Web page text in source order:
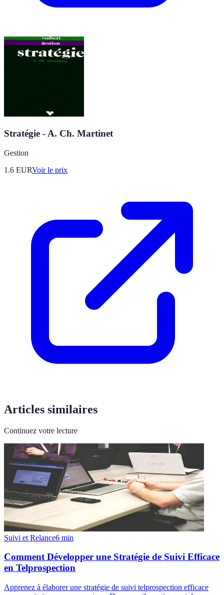
Stratégie - A. Ch. Martinet
Gestion
1.6 EURVoir le prix
Articles similaires
Continuez votre lecture
Suivi et Relance6 min
Comment Développer une Stratégie de Suivi Efficace
en Telprospection
Apprenez à élaborer une stratégie de suivi telprospection efficace